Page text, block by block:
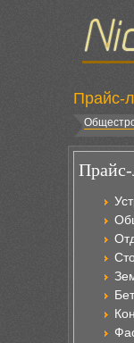
Прайс-
Прайс-